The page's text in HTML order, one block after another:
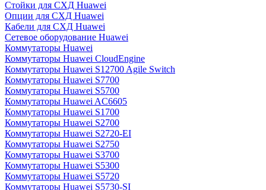
Стойки для СХД Huawei
Опции для СХД Huawei
Кабели для СХД Huawei
Сетевое оборудование Huawei
Коммутаторы Huawei
Коммутаторы Huawei CloudEngine
Коммутаторы Huawei S12700 Agile Switch
Коммутаторы Huawei S7700
Коммутаторы Huawei S5700
Коммутаторы Huawei AC6605
Коммутаторы Huawei S1700
Коммутаторы Huawei S2700
Коммутаторы Huawei S2720-EI
Коммутаторы Huawei S2750
Коммутаторы Huawei S3700
Коммутаторы Huawei S5300
Коммутаторы Huawei S5720
Коммутаторы Huawei S5730-SI